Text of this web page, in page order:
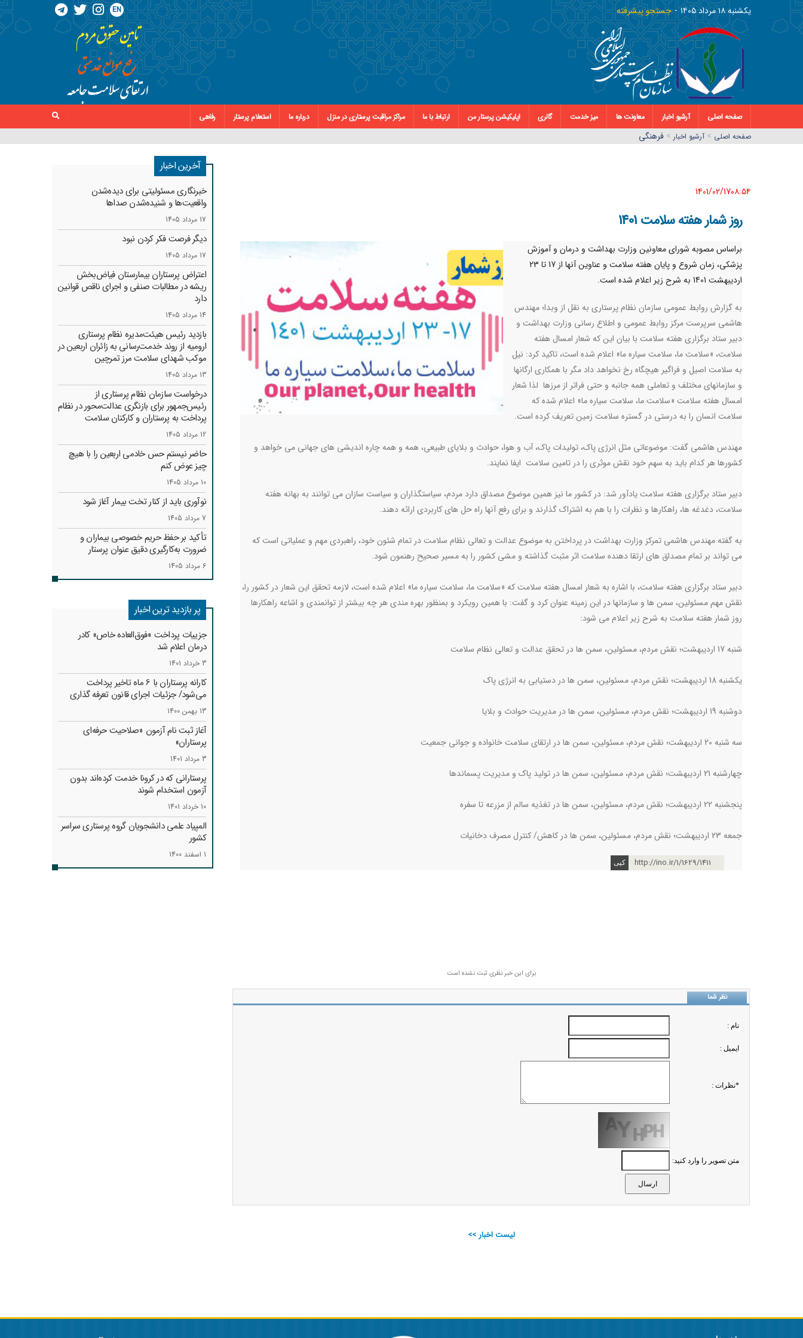
يکشنبه ١٨ مرداد ١٤٠٥ جستجو پیشرفته EN
صفحه اصلی آرشیو اخبار معاونت ها میز خدمت گالری اپلیکیشن پرستار من ارتباط با ما مراکز مراقبت پرستاری در منزل درباره ما استعلام پرستار
رفاهی
صفحه اصلي > آرشیو اخبار > فرهنگی
1401/02/17٠٨:٥٤
روز شمار هفته سلامت 1401
براساس مصوبه شورای معاونین وزارت بهداشت و درمان و آموزش
پزشکی، زمان شروع و پایان هفته سلامت و عناوین آنها از 17 تا 23
اردیبهشت 1401 به شرح زیر اعلام شده است.
به گزارش روابط عمومی سازمان نظام پرستاری به نقل از وبدا؛ مهندس
هاشمی سرپرست مرکز روابط عمومی و اطلاع رسانی وزارت بهداشت و
دبیر ستاد برگزاری هفته سلامت با بیان این که شعار امسال هفته
سلامت، «سلامت ما، سلامت سیاره ما» اعلام شده است، تاکید کرد: نیل
به سلامت اصیل و فراگیر هیچگاه رخ نخواهد داد مگر با همکاری ارگانها
و سازمانهای مختلف و تعاملی همه جانبه و حتی فراتر از مرزها لذا شعار
امسال هفته سلامت «سلامت ما، سلامت سیاره ما» اعلام شده که
سلامت انسان را به درستی در گستره سلامت زمین تعریف کرده است.
مهندس هاشمی گفت: موضوعاتی مثل انرژی پاک، تولیدات پاک، آب و هوا، حوادث و بلایای طبیعی، همه و همه چاره اندیشی های جهانی می خواهد و
کشورها هر کدام باید به سهم خود نقش موثری را در تامین سلامت ایفا نمایند.
دبیر ستاد برگزاری هفته سلامت یادآور شد: در کشور ما نیز همین موضوع مصداق دارد مردم، سیاستگذاران و سیاست سازان می توانند به بهانه هفته
سلامت، دغدغه ها، راهکارها و نظرات را با هم به اشتراک گذارند و برای رفع آنها راه حل های کاربردی ارائه دهند.
به گفته مهندس هاشمی تمرکز وزارت بهداشت در پرداختن به موضوع عدالت و تعالی نظام سلامت در تمام شئون خود، راهبردی مهم و عملیاتی است که
می تواند بر تمام مصداق های ارتقا دهنده سلامت اثر مثبت گذاشته و مشی کشور را به مسیر صحیح رهنمون شود.
دبیر ستاد برگزاری هفته سلامت، با اشاره به شعار امسال هفته سلامت که «سلامت ما، سلامت سیاره ما» اعلام شده است، لازمه تحقق این شعار در کشور را،
نقش مهم مسئولین، سمن ها و سازمانها در این زمینه عنوان کرد و گفت: با همین رویکرد و بمنظور بهره مندی هر چه بیشتر از توانمندی و اشاعه راهکارها
روز شمار هفته سلامت به شرح زیر اعلام می شود:
شنبه 17 اردیبهشت؛ نقش مردم، مسئولین، سمن ها در تحقق عدالت و تعالی نظام سلامت
یکشنبه 18 اردیبهشت؛ نقش مردم، مسئولین، سمن ها در دستیابی به انرژی پاک
دوشنبه 19 اردیبهشت؛ نقش مردم، مسئولین، سمن ها در مدیریت حوادث و بلایا
سه شنبه 20 اردیبهشت؛ نقش مردم، مسئولین، سمن ها در ارتقای سلامت خانواده و جوانی جمعیت
چهارشنبه 21 اردیبهشت؛ نقش مردم، مسئولین، سمن ها در تولید پاک و مدیریت پسماندها
پنجشنبه 22 اردیبهشت؛ نقش مردم، مسئولین، سمن ها در تغذیه سالم از مزرعه تا سفره
جمعه 23 اردیبهشت؛ نقش مردم، مسئولین، سمن ها در کاهش/ کنترل مصرف دخانیات
http://ino.ir/1/1629/1411
برای این خبر نظری ثبت نشده است
نظر شما
نام :
ايميل :
*نظرات :
متن تصویر را وارد کنید:
لیست اخبار >>
آخرین اخبار
خبرنگاری مسئولیتی برای دیده‌شدن
واقعیت‌ها و شنیده‌شدن صداها
17 مرداد 1405
دیگر فرصت فکر کردن نبود
17 مرداد 1405
اعتراض پرستاران بیمارستان فیاض‌بخش
ریشه در مطالبات صنفی و اجرای ناقص قوانین
دارد
14 مرداد 1405
بازدید رئیس هیئت‌مدیره نظام پرستاری
ارومیه از روند خدمت‌رسانی به زائران اربعین در
موکب شهدای سلامت مرز تمرچین
13 مرداد 1405
درخواست سازمان نظام پرستاری از
رئیس‌جمهور برای بازنگری عدالت‌محور در نظام
پرداخت به پرستاران و کارکنان سلامت
12 مرداد 1405
حاضر نیستم حس خادمی اربعین را با هیچ
چیز عوض کنم
10 مرداد 1405
نوآوری باید از کنار تخت بیمار آغاز شود
7 مرداد 1405
تأکید بر حفظ حریم خصوصی بیماران و
ضرورت به‌کارگیری دقیق عنوان پرستار
6 مرداد 1405
پر بازدید ترین اخبار
جزییات پرداخت «فوق‌العاده خاص» کادر
درمان اعلام شد
3 خرداد 1401
کارانه‌ پرستاران با 6 ماه تاخیر پرداخت
می‌شود/ جزئیات اجرای قانون تعرفه گذاری
13 بهمن 1400
آغاز ثبت نام آزمون «صلاحیت حرفه‌ای
پرستاران»
3 مرداد 1401
پرستارانی که در کرونا خدمت کرد‌ه‌اند بدون
آزمون استخدام شوند
10 خرداد 1401
المپیاد علمی دانشجویان گروه پرستاری سراسر
کشور
1 اسفند 1400